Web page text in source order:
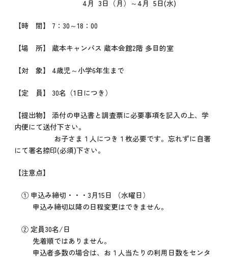
4月 3日（月）～4月 5日(水)
【時 間】 7：30～18：00
【場 所】 蔵本キャンパス 蔵本会館2階 多目的室
【対 象】 4歳児～小学6年生まで
【定 員】 30名（1日につき）
【提出物】 添付の申込書と調査票に必要事項を記入の上、学
内便にて送付下さい。
お子さま１人につき１枚必要です。忘れずに自署
にて署名捺印(必須)下さい。
【注意点】
① 申込み締切・・・3月15日 （水曜日）
申込み締切以降の日程変更はできません。
② 定員30名/日
先着順ではありません。
申込者多数の場合は、お１人当たりの利用日数をセンタ